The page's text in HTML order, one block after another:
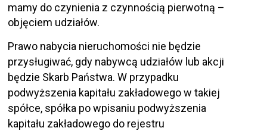
mamy do czynienia z czynnością pierwotną –
objęciem udziałów.
Prawo nabycia nieruchomości nie będzie
przysługiwać, gdy nabywcą udziałów lub akcji
będzie Skarb Państwa. W przypadku
podwyższenia kapitału zakładowego w takiej
spółce, spółka po wpisaniu podwyższenia
kapitału zakładowego do rejestru